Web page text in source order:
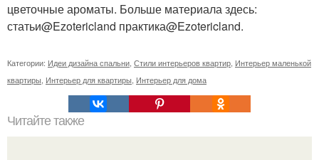
цветочные ароматы. Больше материала здесь:
статьи@Ezotericland практика@Ezotericland.
Категории: Идеи дизайна спальни, Стили интерьеров квартир, Интерьер маленькой
квартиры, Интерьер для квартиры, Интерьер для дома
Читайте также